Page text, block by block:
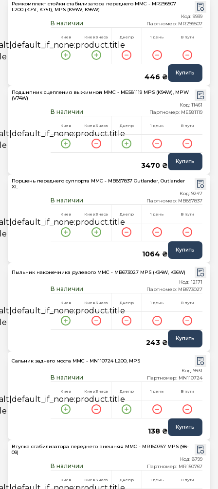
Ремкомплект стойки стабилизатора переднего MMC - MR296507
L200 (K74T, K75T), MPS (K94W, K96W)
В наличии
Код: 9939
Партномер: MR296507
Киев Киев 3 часа Днепр 1 день В пути
446 ₴ Купить
Подшипник сцепления выжимной MMC - ME581119 MPS (K94W), MPW
(V74W)
В наличии
Код: 11461
Партномер: ME581119
Киев Киев 3 часа Днепр 1 день В пути
3470 ₴ Купить
Поршень переднего суппорта MMC - MB857837 Outlander, Outlander
XL
В наличии
Код: 9247
Партномер: MB857837
Киев Киев 3 часа Днепр 1 день В пути
1064 ₴ Купить
Пыльник наконечника рулевого MMC - MB673027 MPS (K94W, K96W)
В наличии
Код: 12171
Партномер: MB673027
Киев Киев 3 часа Днепр 1 день В пути
243 ₴ Купить
Сальник заднего моста MMC - MN110724 L200, MPS
В наличии
Код: 9931
Партномер: MN110724
Киев Киев 3 часа Днепр 1 день В пути
138 ₴ Купить
Втулка стабилизатора переднего внешняя MMC - MR150767 MPS (98-
09)
В наличии
Код: 8799
Партномер: MR150767
Киев Киев 3 часа Днепр 1 день В пути